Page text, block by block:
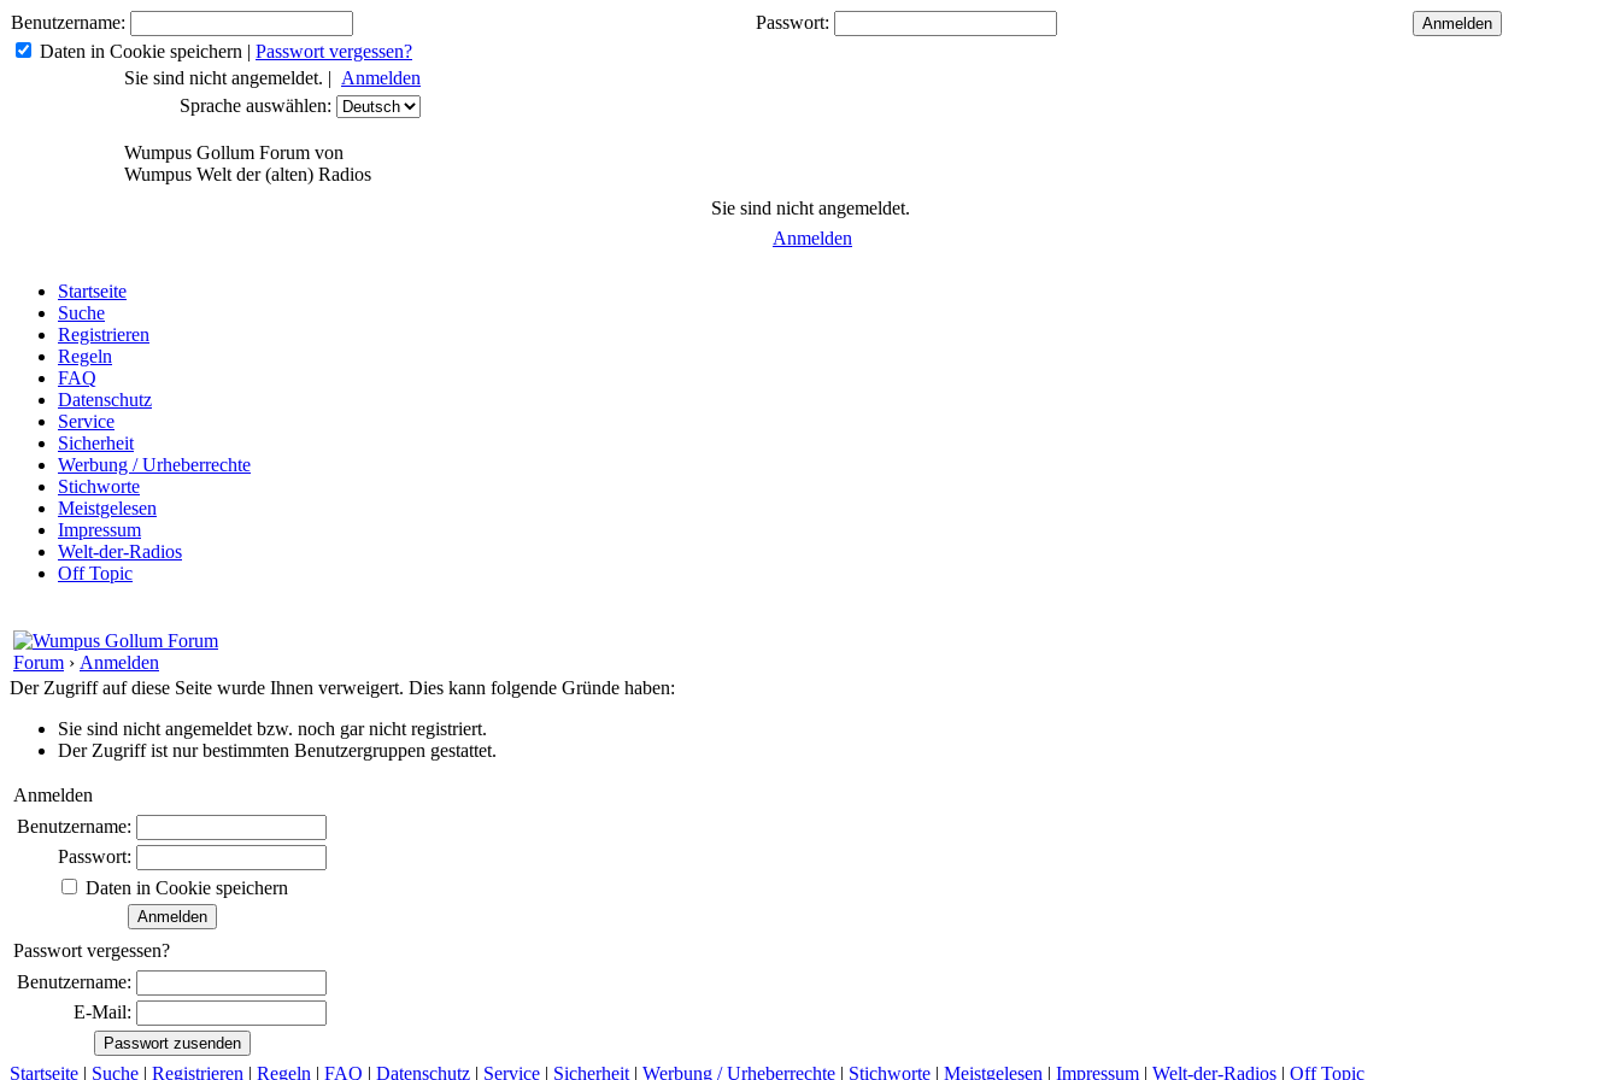
Benutzername:
Passwort:
Daten in Cookie speichern | Passwort vergessen?
Sie sind nicht angemeldet. | Anmelden
Sprache auswählen:
Wumpus Gollum Forum von
Wumpus Welt der (alten) Radios
Sie sind nicht angemeldet.
Anmelden
Startseite
Suche
Registrieren
Regeln
FAQ
Datenschutz
Service
Sicherheit
Werbung / Urheberrechte
Stichworte
Meistgelesen
Impressum
Welt-der-Radios
Off Topic
Forum › Anmelden
Der Zugriff auf diese Seite wurde Ihnen verweigert. Dies kann folgende Gründe haben:
Sie sind nicht angemeldet bzw. noch gar nicht registriert.
Der Zugriff ist nur bestimmten Benutzergruppen gestattet.
Anmelden
Benutzername:
Passwort:
Daten in Cookie speichern
Passwort vergessen?
Benutzername:
E-Mail:
Startseite | Suche | Registrieren | Regeln | FAQ | Datenschutz | Service | Sicherheit | Werbung / Urheberrechte | Stichworte | Meistgelesen | Impressum | Welt-der-Radios | Off Topic